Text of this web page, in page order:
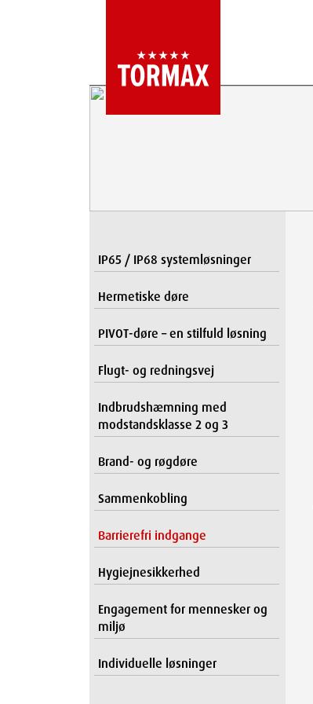
IP65 / IP68 systemløsninger
Hermetiske døre
PIVOT-døre – en stilfuld løsning
Flugt- og redningsvej
Indbrudshæmning med
modstandsklasse 2 og 3
Brand- og røgdøre
Sammenkobling
Barrierefri indgange
Hygiejnesikkerhed
Engagement for mennesker og
miljø
Individuelle løsninger